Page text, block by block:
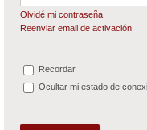
Olvidé mi contraseña
Reenviar email de activación
Recordar
Ocultar mi estado de